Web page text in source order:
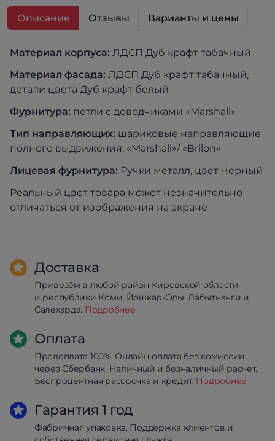
Описание Отзывы Варианты и цены
Материал корпуса: ЛДСП Дуб крафт табачный
Материал фасада: ЛДСП Дуб крафт табачный,
детали цвета Дуб крафт белый
Фурнитура: петли с доводчиками «Marshall»
Тип направляющих: шариковые направляющие
полного выдвижения, «Marshall»/ «Brilon»
Лицевая фурнитура: Ручки металл, цвет Черный
Реальный цвет товара может незначительно
отличаться от изображения на экране
Доставка
Привезём в любой район Кировской области
и республики Коми, Йошкар-Олы, Лабытнанги и
Салехарда. Подробнее
Оплата
Предоплата 100%. Онлайн-оплата без комиссии
через Сбербанк. Наличный и безналичный расчет.
Беспроцентная рассрочка и кредит. Подробнее
Гарантия 1 год
Фабричная упаковка. Поддержка клиентов и